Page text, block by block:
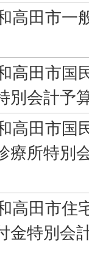
高田市一
高田市国
別会計予
高田市国
療所特別
高田市住
金特別会